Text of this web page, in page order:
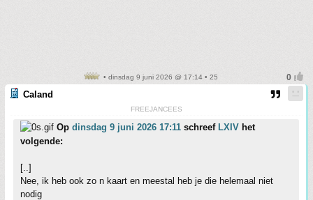
• dinsdag 9 juni 2026 @ 17:14 • 25
Caland
FREEJANCEES
Op dinsdag 9 juni 2026 17:11 schreef LXIV het
volgende:
[..]
Nee, ik heb ook zo n kaart en meestal heb je die helemaal niet
nodig